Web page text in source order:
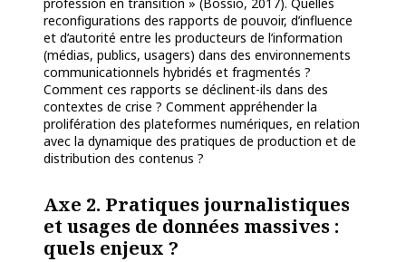
reconfigurations des rapports de pouvoir, d’influence
et d’autorité entre les producteurs de l’information
(médias, publics, usagers) dans des environnements
communicationnels hybridés et fragmentés ?
Comment ces rapports se déclinent-ils dans des
contextes de crise ? Comment appréhender la
prolifération des plateformes numériques, en relation
avec la dynamique des pratiques de production et de
distribution des contenus ?
Axe 2. Pratiques journalistiques
et usages de données massives :
quels enjeux ?